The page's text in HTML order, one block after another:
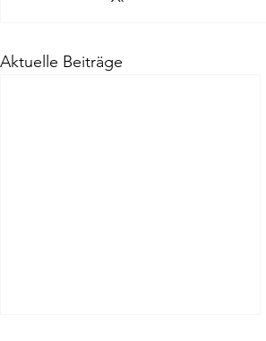
Aktuelle Beiträge